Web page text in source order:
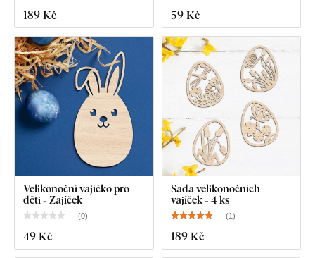
189 Kč 59 Kč
Velikonoční vajíčko pro
děti - Zajíček
(0)
49 Kč
Sada velikonočních
vajíček - 4 ks
(1)
189 Kč